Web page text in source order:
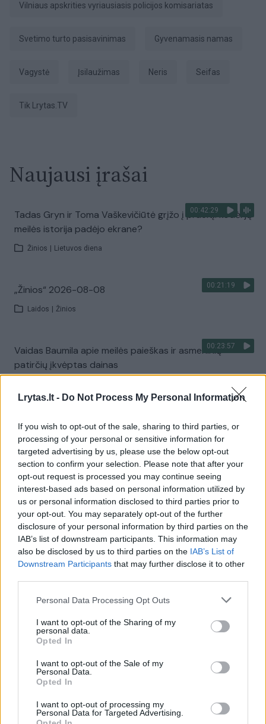
Lrytas.lt - Do Not Process My Personal Information
If you wish to opt-out of the sale, sharing to third parties, or
processing of your personal or sensitive information for
targeted advertising by us, please use the below opt-out
section to confirm your selection. Please note that after your
opt-out request is processed you may continue seeing
interest-based ads based on personal information utilized by
us or personal information disclosed to third parties prior to
your opt-out. You may separately opt-out of the further
disclosure of your personal information by third parties on the
IAB’s list of downstream participants. This information may
also be disclosed by us to third parties on the IAB’s List of
Downstream Participants that may further disclose it to other
Personal Data Processing Opt Outs
I want to opt-out of the Sharing of my
personal data.
Opted In
I want to opt-out of the Sale of my
Personal Data.
Opted In
I want to opt-out of processing my
Personal Data for Targeted Advertising.
Vilniaus apskrities vyriausiasis policijos komisariatas
svetimo turto pasisavinimas gyvenamasis namas
Vagystė įsilaužimas Neris seifas
tik Lrytas.TV
Naujausi įrašai
00:42:29
Tadas Gryn ir Toma Vaškevičiūtė grįžo į praeitį: kodėl jų
meilės istorija padėjo ekrane?
Žinios Lietuvos diena
00:21:19
„Žinios“ 2026-08-08
Laidos Žinios
00:23:57
Vaidas Baumila apie meilės paieškas ir asmeninių
patirčių įkvėptas dainas
Dronai Vokietijoje kelia vis daugiau klausimų: du
pastebėti virš karinės bazės
Žinios Pasaulis
Visi įrašai
Žiūrimiausi įrašai
Vaizdai iš tragiškos avarijos Vilniaus r.: dviejų moterų ir
Žinios | Lietuvos diena
00:00:57
Savaitės vidurys nusimato karštas: temperatūra kils iki
32 laipsnių šilumos
Žinios | Orai